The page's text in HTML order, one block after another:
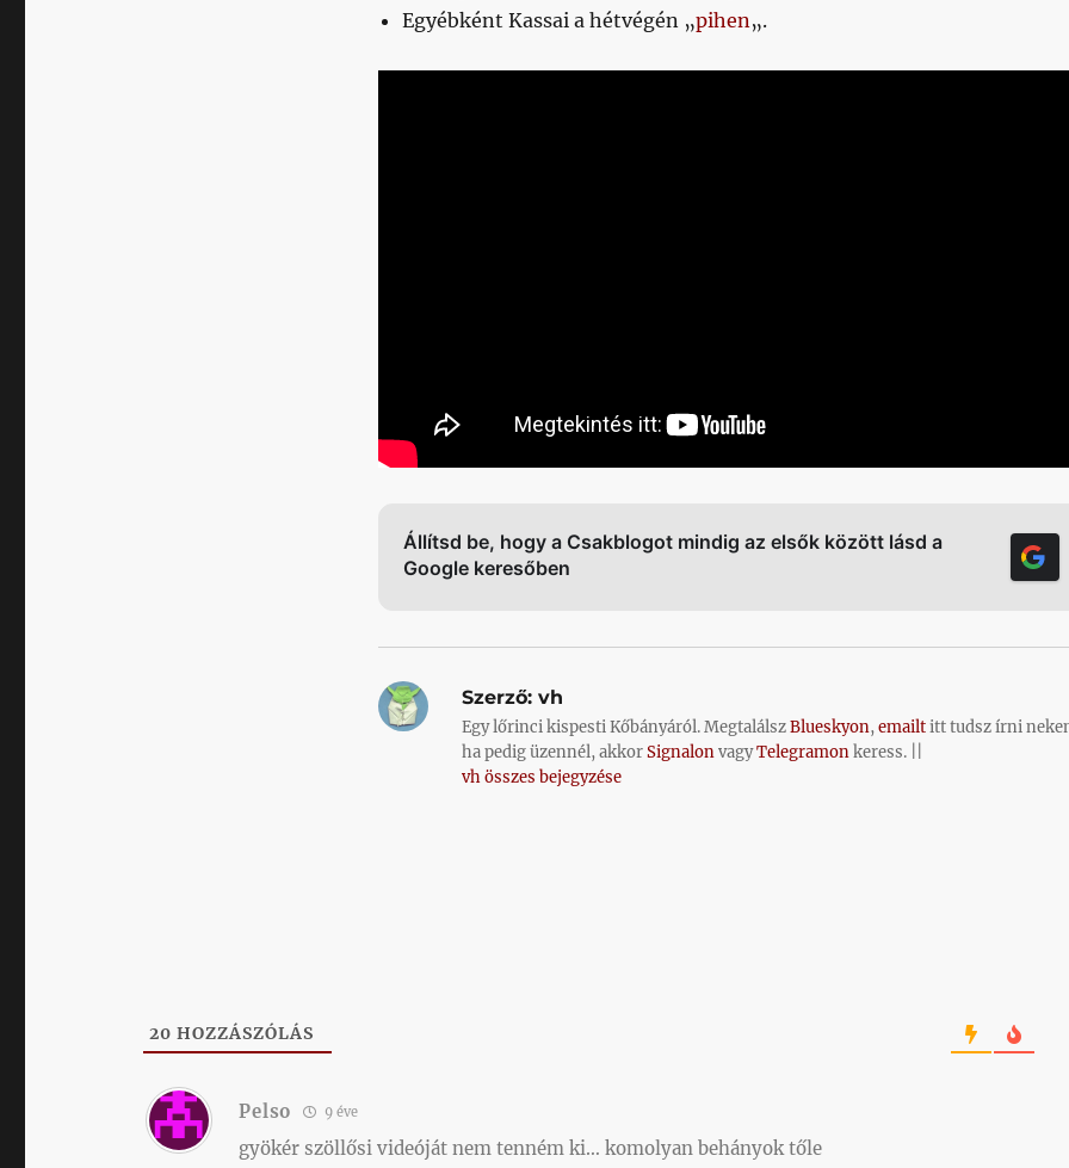
Egyébként Kassai a hétvégén „pihen„.
Állítsd be, hogy a Csakblogot mindig az elsők között lásd a
Google keresőben
Szerző:vh
Egy lőrinci kispesti Kőbányáról. MegtalálszBlueskyon,emailtitt tudsz írni
ha pedig üzennél, akkorSignalonvagyTelegramonkeress. ||
vh összes bejegyzése
20 HOZZÁSZÓLÁS
Pelso 9 éve
gyökér szöllősi videóját nem tenném ki… komolyan behányok tőle